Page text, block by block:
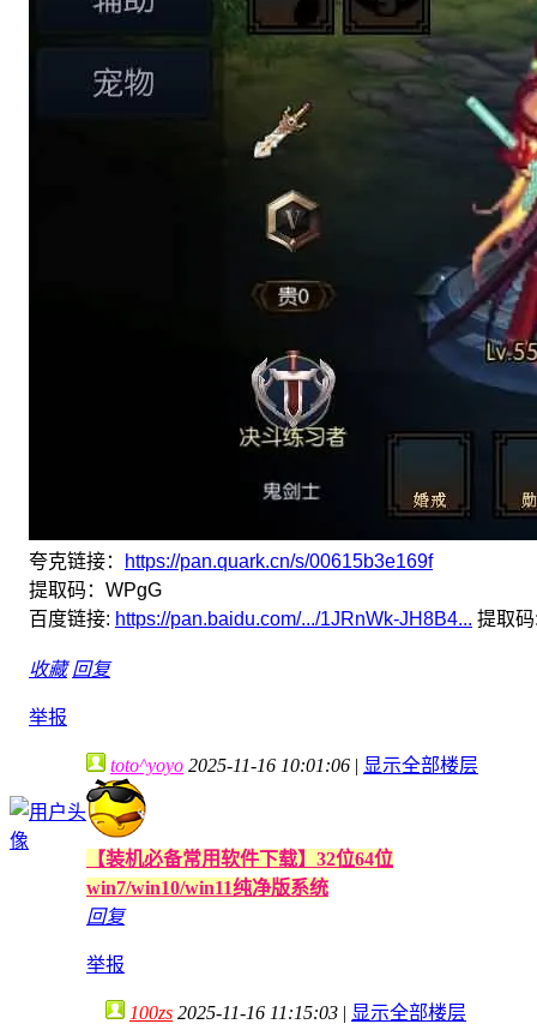
夸克链接：
https://pan.quark.cn/s/00615b3e169f
提取码：WPgG
百度链接: https://pan.baidu.com/.../1JRnWk-JH8B4... 提取
收藏 回复
举报
toto^yoyo 2025-11-16 10:01:06 | 显示全部楼层
【装机必备常用软件下载】32位64位
win7/win10/win11纯净版系统
回复
举报
100zs 2025-11-16 11:15:03 | 显示全部楼层